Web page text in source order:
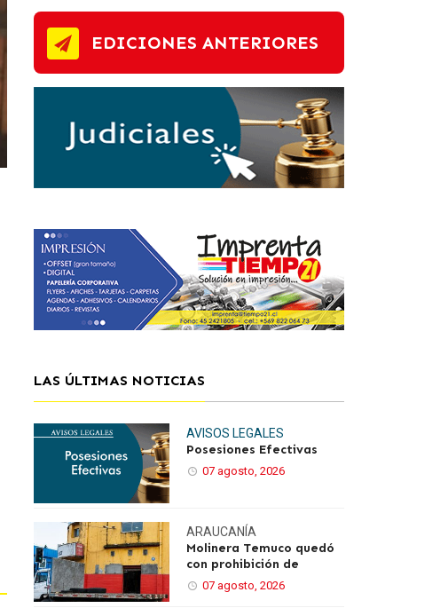
EDICIONES ANTERIORES
LAS ÚLTIMAS NOTICIAS
AVISOS LEGALES
Posesiones Efectivas
07 agosto, 2026
ARAUCANÍA
Molinera Temuco quedó
con prohibición de
07 agosto, 2026